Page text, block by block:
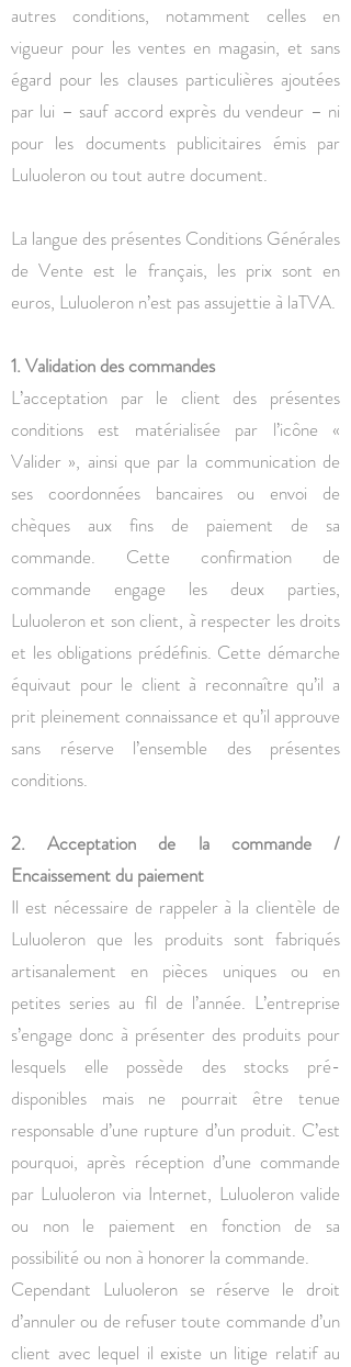
autres conditions, notamment celles en
vigueur pour les ventes en magasin, et sans
égard pour les clauses particulières ajoutées
par lui – sauf accord exprès du vendeur – ni
pour les documents publicitaires émis par
Luluoleron ou tout autre document.
La langue des présentes Conditions Générales
de Vente est le français, les prix sont en
euros, Luluoleron n’est pas assujettie à laTVA.
1. Validation des commandes
L’acceptation par le client des présentes
conditions est matérialisée par l’icône «
Valider », ainsi que par la communication de
ses coordonnées bancaires ou envoi de
chèques aux fins de paiement de sa
commande. Cette confirmation de
commande engage les deux parties,
Luluoleron et son client, à respecter les droits
et les obligations prédéfinis. Cette démarche
équivaut pour le client à reconnaître qu’il a
prit pleinement connaissance et qu’il approuve
sans réserve l’ensemble des présentes
conditions.
2. Acceptation de la commande /
Encaissement du paiement
Il est nécessaire de rappeler à la clientèle de
Luluoleron que les produits sont fabriqués
artisanalement en pièces uniques ou en
petites series au fil de l’année. L’entreprise
s’engage donc à présenter des produits pour
lesquels elle possède des stocks pré-
disponibles mais ne pourrait être tenue
responsable d’une rupture d’un produit. C’est
pourquoi, après réception d’une commande
par Luluoleron via Internet, Luluoleron valide
ou non le paiement en fonction de sa
possibilité ou non à honorer la commande.
Cependant Luluoleron se réserve le droit
d’annuler ou de refuser toute commande d’un
client avec lequel il existe un litige relatif au